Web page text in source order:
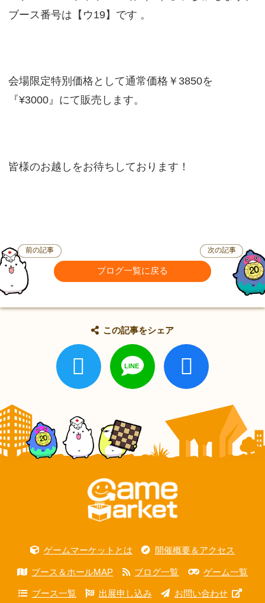
ブース番号は【ウ19】です 。
会場限定特別価格として通常価格￥3850を
『¥3000』にて販売します。
皆様のお越しをお待ちしております！
前の記事
ブログ一覧に戻る
次の記事
この記事をシェア
ゲームマーケットとは 開催概要＆アクセス
ブース＆ホールMAP ブログ一覧 ゲーム一覧
ブース一覧 出展申し込み お問い合わせ